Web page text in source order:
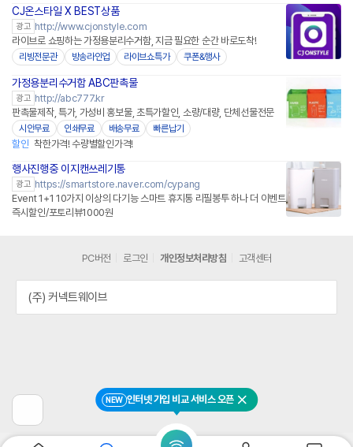
CJ온스타일 X BEST상품
광고 http://www.cjonstyle.com
라이브로 쇼핑하는 가정용분리수거함, 지금 필요한 순간 바로도착!
리빙전문관 방송라인업 라이브쇼특가 쿠폰&행사
가정용분리수거함 ABC판촉물
광고 http://abc777.kr
판촉물제작, 특가, 가성비 홍보물, 초특가할인, 소량/대량, 단체선물전문
시안무료 인쇄무료 배송무료 빠른납기
할인 착한가격! 수량별할인가격!
행사진행중 이지캔쓰레기통
광고 https://smartstore.naver.com/cypang
Event 1+1 10가지 이상의 다기능 스마트 휴지통 리필봉투 하나 더 이벤트
즉시할인/포토리뷰1000원
전
페
NEW 인터넷 가입 비교 서비스 오픈 닫기
PC버전 로그인 개인정보처리방침 고객센터
(주) 커넥트웨이브